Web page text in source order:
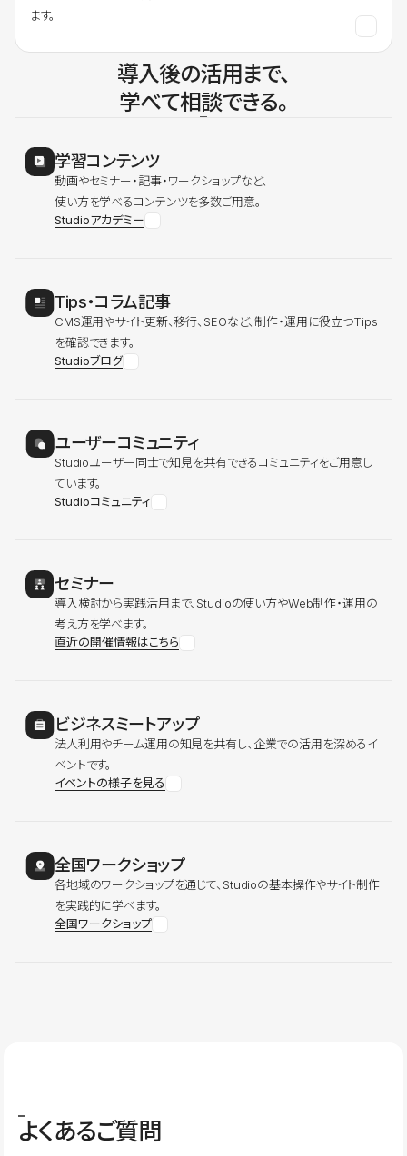
ます。
導入後の活用まで、
学べて相談できる。
学習コンテンツ
動画やセミナー・記事・ワークショップなど、
使い方を学べるコンテンツを多数ご用意。
Studioアカデミー
Tips・コラム記事
CMS運用やサイト更新、移行、SEOなど、制作・運用に役立つTips
を確認できます。
Studioブログ
ユーザーコミュニティ
Studioユーザー同士で知見を共有できるコミュニティをご用意し
ています。
Studioコミュニティ
セミナー
導入検討から実践活用まで、Studioの使い方やWeb制作・運用の
考え方を学べます。
直近の開催情報はこちら
ビジネスミートアップ
法人利用やチーム運用の知見を共有し、企業での活用を深めるイ
ベントです。
イベントの様子を見る
全国ワークショップ
各地域のワークショップを通じて、Studioの基本操作やサイト制作
を実践的に学べます。
全国ワークショップ
よくあるご質問